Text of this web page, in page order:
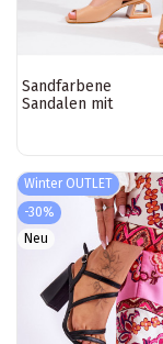
Sandfarbene
Sandalen mit
Winter OUTLET
-30%
Neu